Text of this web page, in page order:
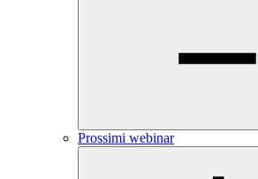
Prossimi webinar